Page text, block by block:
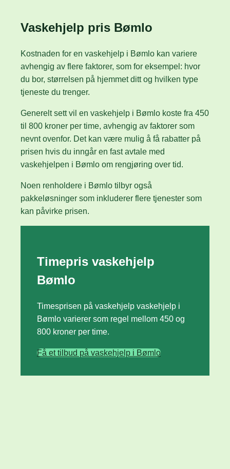
Vaskehjelp pris Bømlo
Kostnaden for en vaskehjelp i Bømlo kan variere
avhengig av flere faktorer, som for eksempel: hvor
du bor, størrelsen på hjemmet ditt og hvilken type
tjeneste du trenger.
Generelt sett vil en vaskehjelp i Bømlo koste fra 450
til 800 kroner per time, avhengig av faktorer som
nevnt ovenfor. Det kan være mulig å få rabatter på
prisen hvis du inngår en fast avtale med
vaskehjelpen i Bømlo om rengjøring over tid.
Noen renholdere i Bømlo tilbyr også
pakkeløsninger som inkluderer flere tjenester som
kan påvirke prisen.
Timepris vaskehjelp
Bømlo
Timesprisen på vaskehjelp vaskehjelp i
Bømlo varierer som regel mellom 450 og
800 kroner per time.
Få et tilbud på vaskehjelp i Bømlo